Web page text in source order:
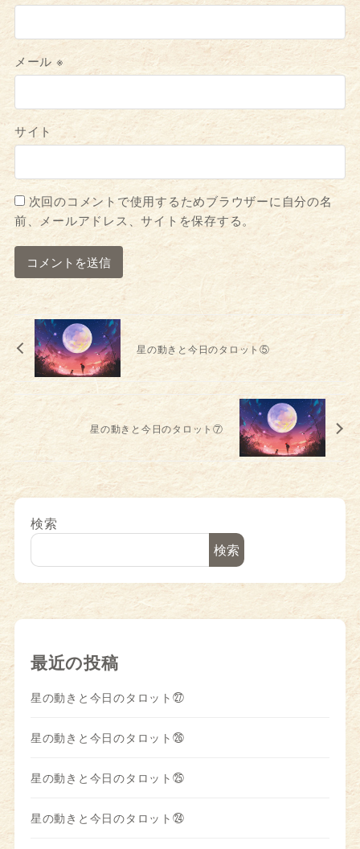
メール ※
サイト
次回のコメントで使用するためブラウザーに自分の名
前、メールアドレス、サイトを保存する。
星の動きと今日のタロット⑤
星の動きと今日のタロット⑦
検索
検索
最近の投稿
星の動きと今日のタロット㉗
星の動きと今日のタロット㉖
星の動きと今日のタロット㉕
星の動きと今日のタロット㉔